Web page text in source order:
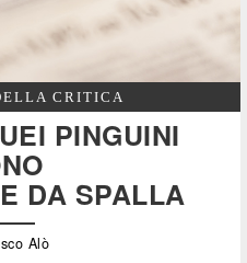
CRITICA
PINGUINI
DA SPALLA
Alò